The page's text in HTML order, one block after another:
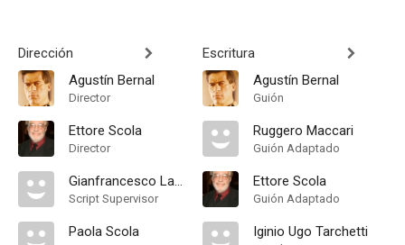
Dirección
Agustín Bernal
Director
Ettore Scola
Director
Gianfrancesco Lazotti
Script Supervisor
Paola Scola
Escritura
Agustín Bernal
Guión
Ruggero Maccari
Guión Adaptado
Ettore Scola
Guión Adaptado
Iginio Ugo Tarchetti